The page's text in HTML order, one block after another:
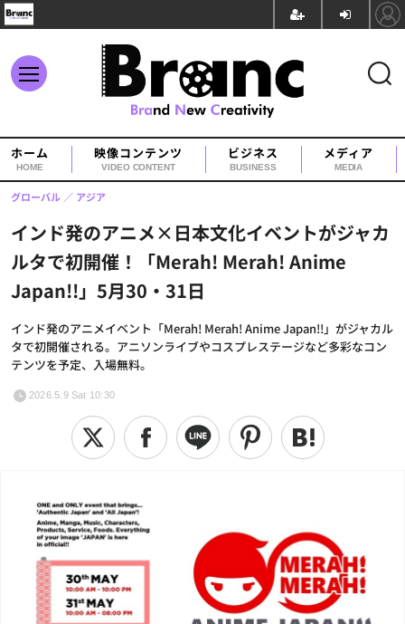
ホーム
HOME
映像コンテンツ
VIDEO CONTENT
ビジネス
BUSINESS
メディア
MEDIA
インド発のアニメ×日本文化イベントがジャカ
ルタで初開催！「Merah! Merah! Anime
Japan!!」5月30・31日
インド発のアニメイベント「Merah! Merah! Anime Japan!!」がジャカル
タで初開催される。アニソンライブやコスプレステージなど多彩なコン
テンツを予定、入場無料。
グローバル アジア
2026.5.9 Sat 10:30